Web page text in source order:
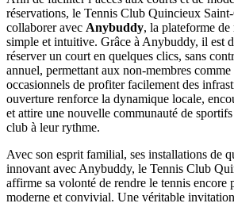
réservations, le Tennis Club Quincieux
collaborer avec Anybuddy, la plateforme
simple et intuitive. Grâce à Anybuddy, il est
réserver un court en quelques clics, sans
annuel, permettant aux non-membres
occasionnels de profiter facilement des
ouverture renforce la dynamique locale,
et attire une nouvelle communauté de
club à leur rythme.
Avec son esprit familial, ses installations de
innovant avec Anybuddy, le Tennis Club
affirme sa volonté de rendre le tennis encore
moderne et convivial. Une véritable